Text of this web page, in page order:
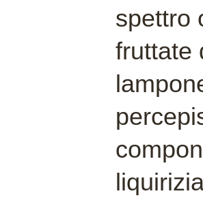
spettro
fruttate